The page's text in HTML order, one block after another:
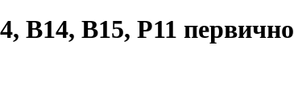
B14, B15, P11